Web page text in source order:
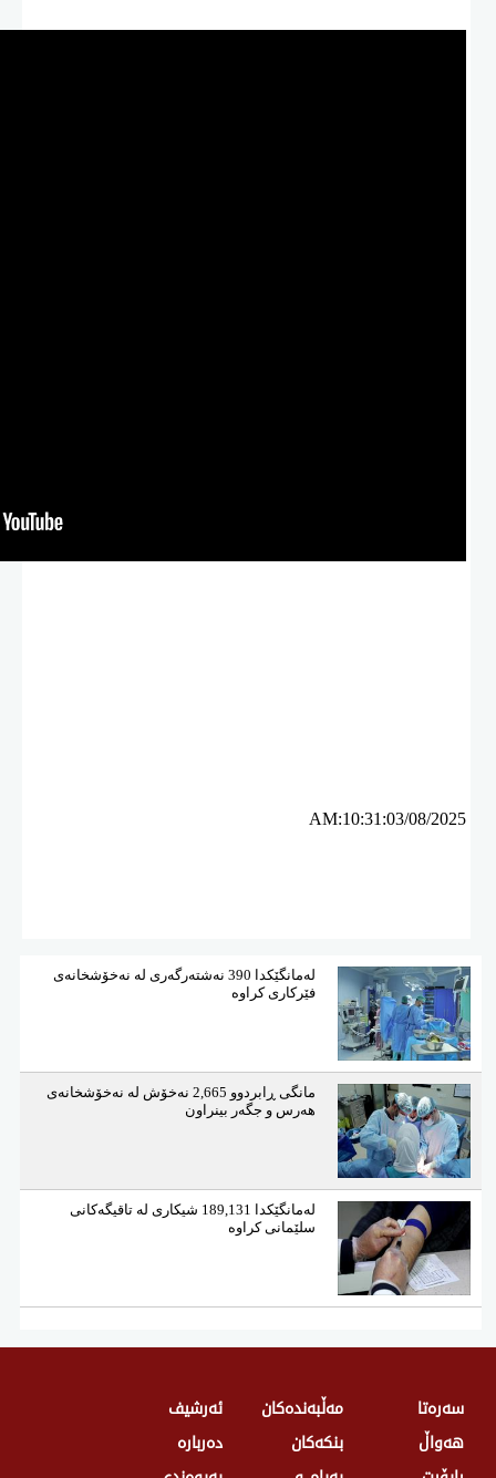
AM:10:31:03/08/2025
لەمانگێكدا 390 نەشتەرگەری لە نەخۆشخانەی
فێركاری كراوە
مانگی ڕابردوو 2,665 نەخۆش لە نەخۆشخانەی
هەرس و جگەر بینراون
لەمانگێكدا 189,131 شیكاری لە تاقیگەكانی
سلێمانی كراوە
سەرەتا
هەواڵ
مەڵبەندەکان
بنکەکان
ئەرشیف
دەربارە